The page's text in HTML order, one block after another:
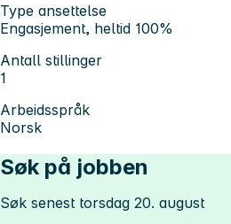
Type ansettelse
Engasjement, heltid 100%
Antall stillinger
1
Arbeidsspråk
Norsk
Søk på jobben
Søk senest torsdag 20. august